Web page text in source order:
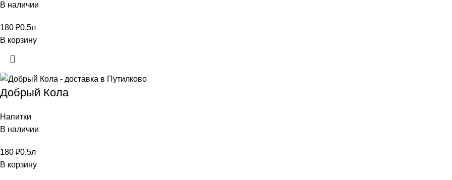
В наличии
180 ₽0,5л
В корзину
Добрый Кола
Напитки
В наличии
180 ₽0,5л
В корзину